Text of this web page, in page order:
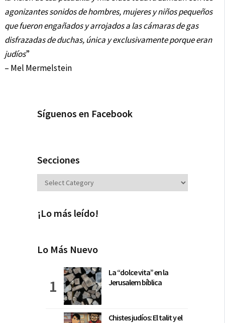
agonizantes sonidos de hombres, mujeres y niños pequeños
que fueron engañados y arrojados a las cámaras de gas
disfrazadas de duchas, única y exclusivamente porque eran
judíos”
– Mel Mermelstein
Síguenos en Facebook
Secciones
Secciones
¡Lo más leído!
Lo Más Nuevo
La “dolce vita” en la
Jerusalem bíblica
Chistes judíos: El talit y el